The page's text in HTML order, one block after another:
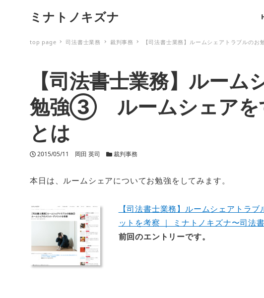
ミナトノキズナ
top page 司法書士業務 裁判事務 【司法書士業務】ルームシェアトラブルの
【司法書士業務】ルー
勉強③ ルームシェアを
とは
投稿日
2015/05/11 著者
岡田 英司 カテゴリー
裁判事務
本日は、ルームシェアについてお勉強をしてみます。
【司法書士業務】ルームシェアト
ットを考察 ｜ ミナトノキズナ〜司
前回のエントリーです。